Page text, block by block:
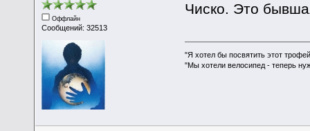
Оффлайн
Сообщений: 32513
Чиско. Это
"Я хотел бы посвятить этот
"Мы хотели велосипед - теперь